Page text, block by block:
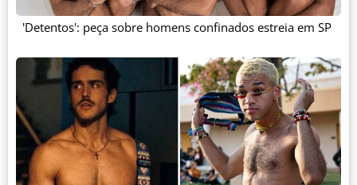
'Detentos': peça sobre homens confinados estreia em SP